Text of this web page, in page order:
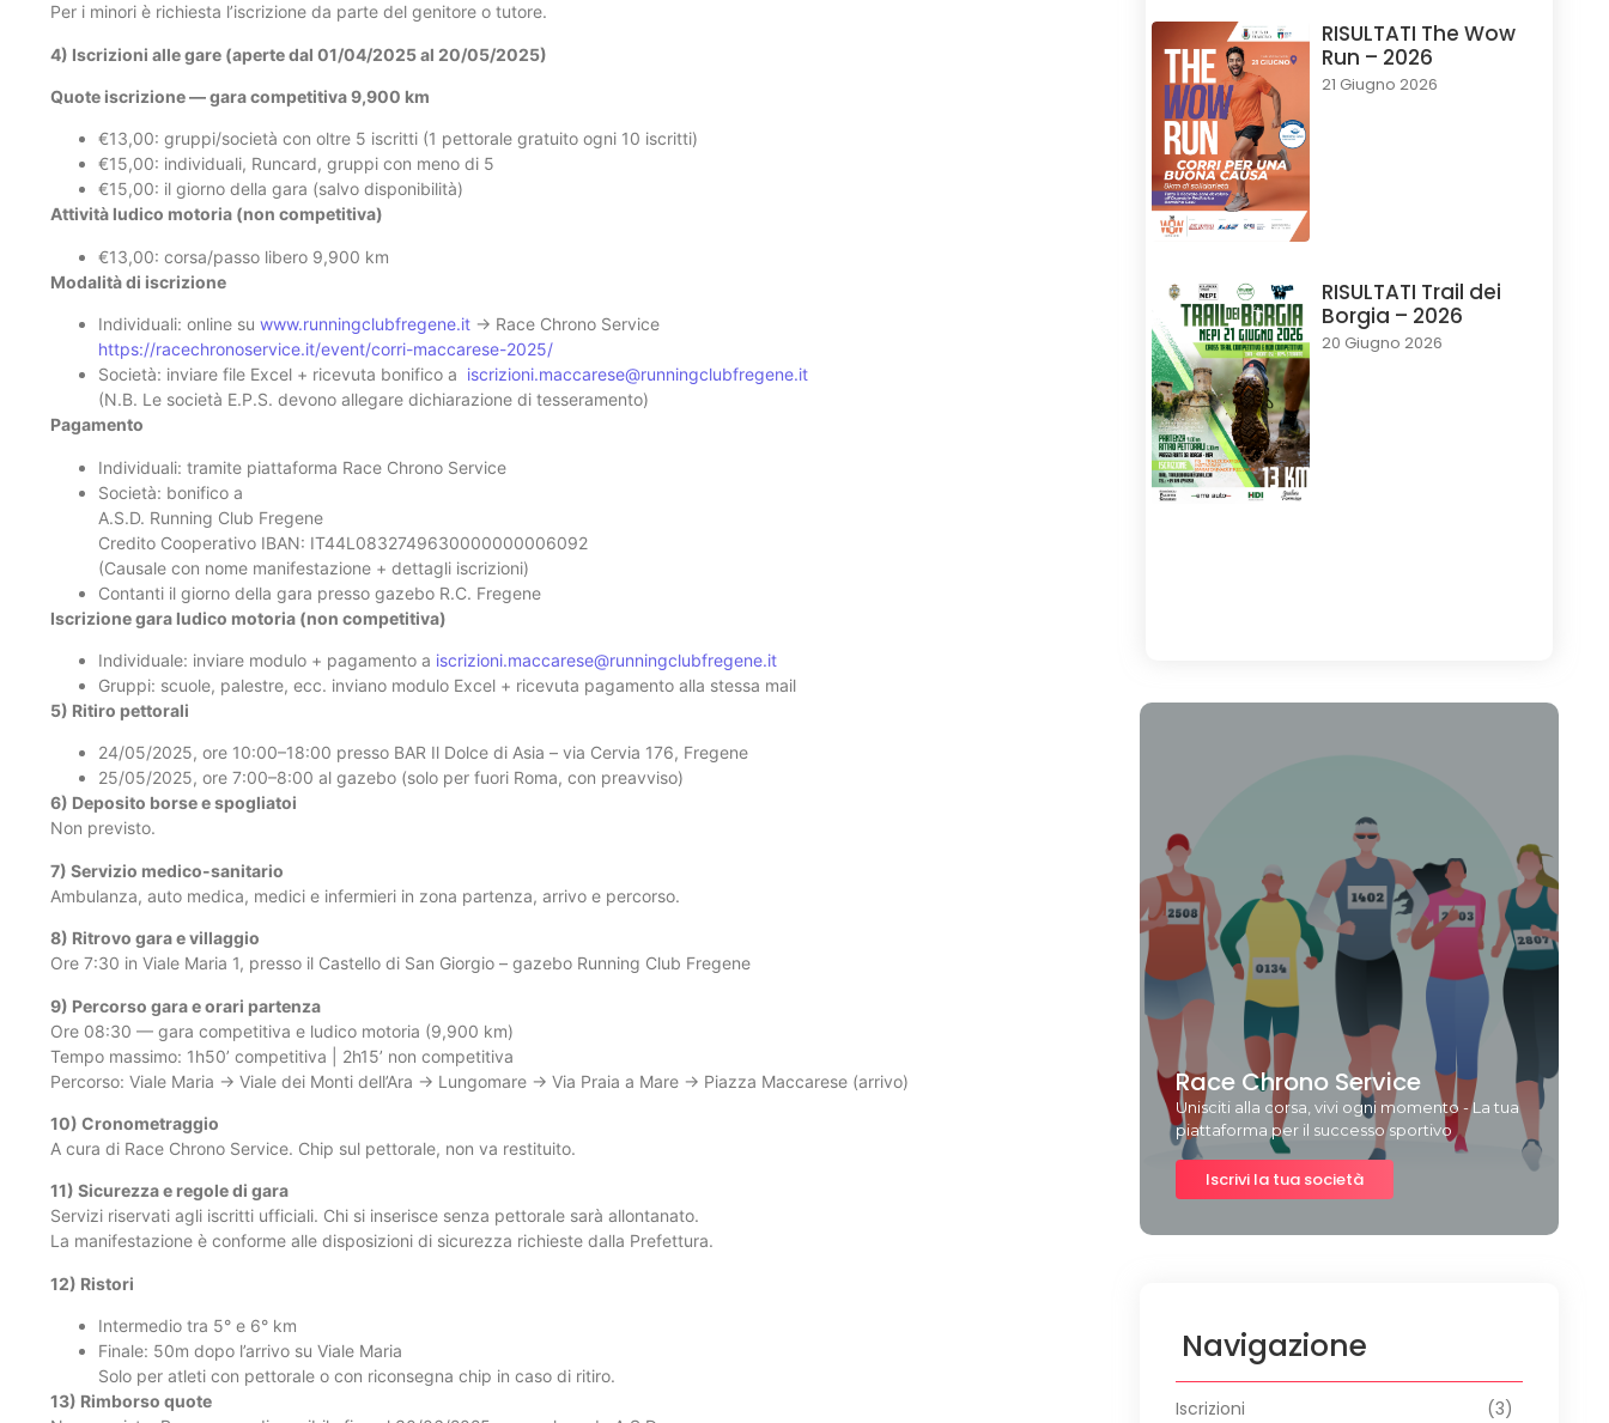
Per i minori è richiesta l’iscrizione da parte del genitore o tutore.
4) Iscrizioni alle gare (aperte dal 01/04/2025 al 20/05/2025)
Quote iscrizione — gara competitiva 9,900 km
€13,00: gruppi/società con oltre 5 iscritti (1 pettorale gratuito ogni 10 iscritti)
€15,00: individuali, Runcard, gruppi con meno di 5
€15,00: il giorno della gara (salvo disponibilità)
Attività ludico motoria (non competitiva)
€13,00: corsa/passo libero 9,900 km
Modalità di iscrizione
Individuali: online su www.runningclubfregene.it → Race Chrono Service
https://racechronoservice.it/event/corri-maccarese-2025/
Società: inviare file Excel + ricevuta bonifico a iscrizioni.maccarese@runningclubfregene.it
(N.B. Le società E.P.S. devono allegare dichiarazione di tesseramento)
Pagamento
Individuali: tramite piattaforma Race Chrono Service
Società: bonifico a
A.S.D. Running Club Fregene
Credito Cooperativo IBAN: IT44L0832749630000000006092
(Causale con nome manifestazione + dettagli iscrizioni)
Contanti il giorno della gara presso gazebo R.C. Fregene
Iscrizione gara ludico motoria (non competitiva)
Individuale: inviare modulo + pagamento a iscrizioni.maccarese@runningclubfregene.it
Gruppi: scuole, palestre, ecc. inviano modulo Excel + ricevuta pagamento alla stessa mail
5) Ritiro pettorali
24/05/2025, ore 10:00–18:00 presso BAR Il Dolce di Asia – via Cervia 176, Fregene
25/05/2025, ore 7:00–8:00 al gazebo (solo per fuori Roma, con preavviso)
6) Deposito borse e spogliatoi
Non previsto.
7) Servizio medico-sanitario
Ambulanza, auto medica, medici e infermieri in zona partenza, arrivo e percorso.
8) Ritrovo gara e villaggio
Ore 7:30 in Viale Maria 1, presso il Castello di San Giorgio – gazebo Running Club Fregene
9) Percorso gara e orari partenza
Ore 08:30 — gara competitiva e ludico motoria (9,900 km)
Tempo massimo: 1h50’ competitiva | 2h15’ non competitiva
Percorso: Viale Maria → Viale dei Monti dell’Ara → Lungomare → Via Praia a Mare → Piazza Maccarese (arrivo)
10) Cronometraggio
A cura di Race Chrono Service. Chip sul pettorale, non va restituito.
11) Sicurezza e regole di gara
Servizi riservati agli iscritti ufficiali. Chi si inserisce senza pettorale sarà allontanato.
La manifestazione è conforme alle disposizioni di sicurezza richieste dalla Prefettura.
12) Ristori
Intermedio tra 5° e 6° km
Finale: 50m dopo l’arrivo su Viale Maria
Solo per atleti con pettorale o con riconsegna chip in caso di ritiro.
13) Rimborso quote
RISULTATI The Wow
Run – 2026
21 Giugno 2026
RISULTATI Trail dei
Borgia – 2026
20 Giugno 2026
Race Chrono Service
Unisciti alla corsa, vivi ogni momento - La tua
piattaforma per il successo sportivo
Iscrivi la tua società
Navigazione
Iscrizioni (3)